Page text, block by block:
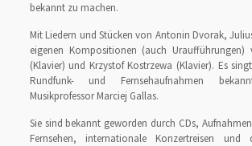
bekannt zu machen.
Mit Liedern und Stücken von Antonin Dvorak,
eigenen Kompositionen (auch Uraufführungen)
(Klavier) und Krzystof Kostrzewa (Klavier). Es
Rundfunk- und Fernsehaufnahmen
Musikprofessor Marciej Gallas.
Sie sind bekannt geworden durch CDs,
Fernsehen, internationale Konzertreisen und